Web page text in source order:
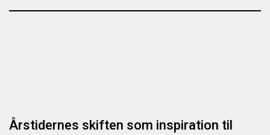
Årstidernes skiften som inspiration til